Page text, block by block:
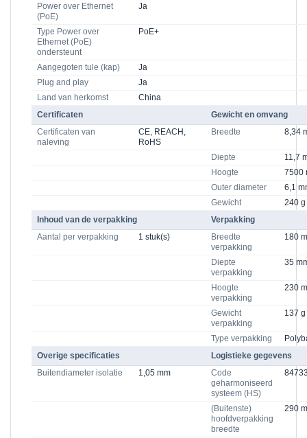
Power over Ethernet
(PoE)
Ja
Type Power over
Ethernet (PoE)
ondersteunt
PoE+
Aangegoten tule (kap)
Ja
Plug and play
Ja
Land van herkomst
China
Certificaten
Gewicht en omvang
Certificaten van
naleving
CE, REACH,
RoHS
Breedte 8,34
Diepte
11,7
Hoogte
7500
Outer diameter
6,1
Gewicht
240 g
Inhoud van de verpakking
Verpakking
Aantal per verpakking
1 stuk(s)
Breedte
verpakking
180
Diepte
verpakking
35
Hoogte
verpakking
230
Gewicht
verpakking
137 g
Type verpakking
Overige specificaties
Logistieke gegevens
Buitendiameter isolatie
1,05 mm
Code
geharmoniseerd
systeem (HS)
(Buitenste)
hoofdverpakking
breedte
290